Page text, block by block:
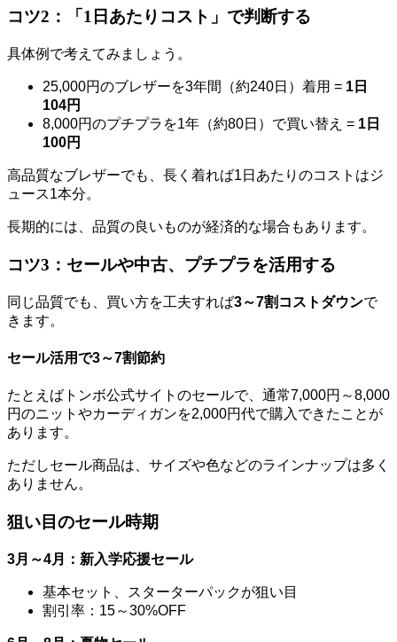
コツ2：「1日あたりコスト」で判断する
具体例で考えてみましょう。
25,000円のブレザーを3年間（約240日）着用 = 1日
104円
8,000円のプチプラを1年（約80日）で買い替え = 1日
100円
高品質なブレザーでも、長く着れば1日あたりのコストはジ
ュース1本分。
長期的には、品質の良いものが経済的な場合もあります。
コツ3：セールや中古、プチプラを活用する
同じ品質でも、買い方を工夫すれば3～7割コストダウンで
きます。
セール活用で3～7割節約
たとえばトンボ公式サイトのセールで、通常7,000円～8,000
円のニットやカーディガンを2,000円代で購入できたことが
あります。
ただしセール商品は、サイズや色などのラインナップは多く
ありません。
狙い目のセール時期
3月～4月：新入学応援セール
基本セット、スターターパックが狙い目
割引率：15～30%OFF